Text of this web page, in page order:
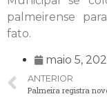
palmeirense
fato.
maio 5,
ANTERIOR